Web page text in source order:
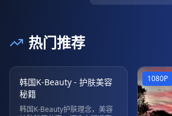
热门推荐
1080P
韩国K-Beauty - 护肤美容
秘籍
韩国K-Beauty护肤理念，美容
1080P